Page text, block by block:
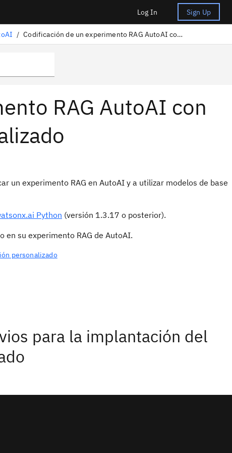
Log In Sign Up
/ Codificación de un experimento RAG AutoAI con un modelo de base personalizado
RAG AutoAI con
un experimento RAG en AutoAI y a utilizar modelos de base
Python (versión 1.3.17 o posterior).
en su experimento RAG de AutoAI.
personalizado
para la implantación del